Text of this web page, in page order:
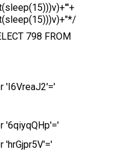
798 FROM
'I6VreaJ2'='
'6qiyqQHp'='
'hrGjpr5V'='